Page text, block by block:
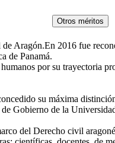
Aragón.En 2016 fue
de Panamá.
por su trayectoria
su máxima
Gobierno de la
del Derecho civil